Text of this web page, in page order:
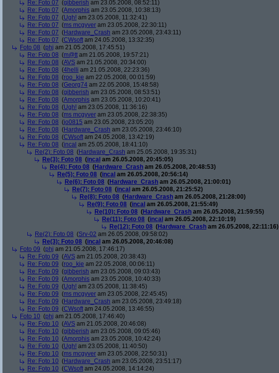
Re: Foto 07 (gibberish am 23.05.2008, 08:52:11)
Re: Foto 07 (Amorphis am 23.05.2008, 10:38:13)
Re: Foto 07 (Ugh! am 23.05.2008, 11:32:41)
Re: Foto 07 (ms mcgyver am 23.05.2008, 22:30:11)
Re: Foto 07 (Hardware_Crash am 23.05.2008, 23:43:11)
Re: Foto 07 (CWsoft am 24.05.2008, 13:32:35)
Foto 08 (phj am 21.05.2008, 17:45:51)
Re: Foto 08 (m@tt am 21.05.2008, 19:57:21)
Re: Foto 08 (AVS am 21.05.2008, 20:34:00)
Re: Foto 08 (4helli am 21.05.2008, 22:23:36)
Re: Foto 08 (roo_kie am 22.05.2008, 00:01:59)
Re: Foto 08 (Georg74 am 22.05.2008, 15:48:58)
Re: Foto 08 (gibberish am 23.05.2008, 08:53:51)
Re: Foto 08 (Amorphis am 23.05.2008, 10:20:41)
Re: Foto 08 (Ugh! am 23.05.2008, 11:36:16)
Re: Foto 08 (ms mcgyver am 23.05.2008, 22:38:35)
Re: Foto 08 (jo0815 am 23.05.2008, 23:05:20)
Re: Foto 08 (Hardware_Crash am 23.05.2008, 23:46:10)
Re: Foto 08 (CWsoft am 24.05.2008, 13:42:19)
Re: Foto 08 (incal am 25.05.2008, 18:41:10)
Re(2): Foto 08 (Hardware_Crash am 25.05.2008, 19:35:31)
Re(3): Foto 08 (incal am 26.05.2008, 20:45:05)
Re(4): Foto 08 (Hardware_Crash am 26.05.2008, 20:48:53)
Re(5): Foto 08 (incal am 26.05.2008, 20:56:14)
Re(6): Foto 08 (Hardware_Crash am 26.05.2008, 21:00:01)
Re(7): Foto 08 (incal am 26.05.2008, 21:25:52)
Re(8): Foto 08 (Hardware_Crash am 26.05.2008, 21:28:00)
Re(9): Foto 08 (incal am 26.05.2008, 21:55:49)
Re(10): Foto 08 (Hardware_Crash am 26.05.2008, 21:59:55)
Re(11): Foto 08 (incal am 26.05.2008, 22:10:19)
Re(12): Foto 08 (Hardware_Crash am 26.05.2008, 22:11:16)
Re(2): Foto 08 (Srv-02 am 26.05.2008, 09:58:02)
Re(3): Foto 08 (incal am 26.05.2008, 20:46:08)
Foto 09 (phj am 21.05.2008, 17:46:17)
Re: Foto 09 (AVS am 21.05.2008, 20:38:43)
Re: Foto 09 (roo_kie am 22.05.2008, 00:06:11)
Re: Foto 09 (gibberish am 23.05.2008, 09:03:43)
Re: Foto 09 (Amorphis am 23.05.2008, 10:40:33)
Re: Foto 09 (Ugh! am 23.05.2008, 11:38:45)
Re: Foto 09 (ms mcgyver am 23.05.2008, 22:45:45)
Re: Foto 09 (Hardware_Crash am 23.05.2008, 23:49:18)
Re: Foto 09 (CWsoft am 24.05.2008, 13:46:55)
Foto 10 (phj am 21.05.2008, 17:46:40)
Re: Foto 10 (AVS am 21.05.2008, 20:46:08)
Re: Foto 10 (gibberish am 23.05.2008, 09:05:46)
Re: Foto 10 (Amorphis am 23.05.2008, 10:42:24)
Re: Foto 10 (Ugh! am 23.05.2008, 11:40:50)
Re: Foto 10 (ms mcgyver am 23.05.2008, 22:50:31)
Re: Foto 10 (Hardware_Crash am 23.05.2008, 23:51:17)
Re: Foto 10 (CWsoft am 24.05.2008, 14:14:24)